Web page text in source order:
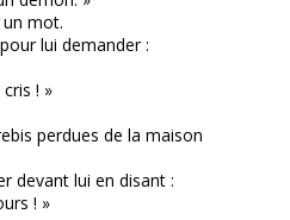
mot.
lui demander :
! »
perdues de la maison
devant lui en disant :
! »